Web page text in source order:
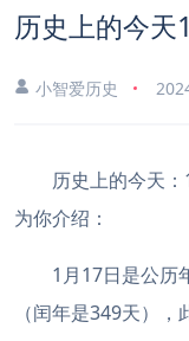
历史上的今天
小智爱历史
历史上的今天
为你介绍：
1月17日是公历
（闰年是349天）